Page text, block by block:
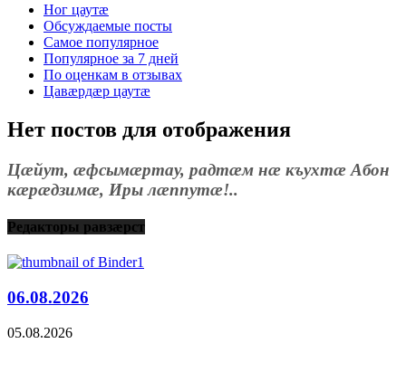
Ног цаутæ
Обсуждаемые посты
Самое популярное
Популярное за 7 дней
По оценкам в отзывах
Цавæрдæр цаутæ
Нет постов для отображения
Цæйут, æфсымæртау, радтæм нæ къухтæ Абон
кæрæдзимæ, Иры лæппутæ!..
Редакторы равзæрст
06.08.2026
05.08.2026